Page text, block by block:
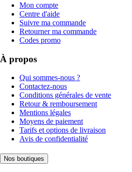
Mon compte
Centre d'aide
Suivre ma commande
Retourner ma commande
Codes promo
À propos
Qui sommes-nous ?
Contactez-nous
Conditions générales de vente
Retour & remboursement
Mentions légales
Moyens de paiement
Tarifs et options de livraison
Avis de confidentialité
Nos boutiques